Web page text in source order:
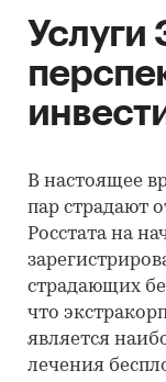
Услуги
В настоящее
пар страдают
Росстата на
страдающих
что
является
лечения